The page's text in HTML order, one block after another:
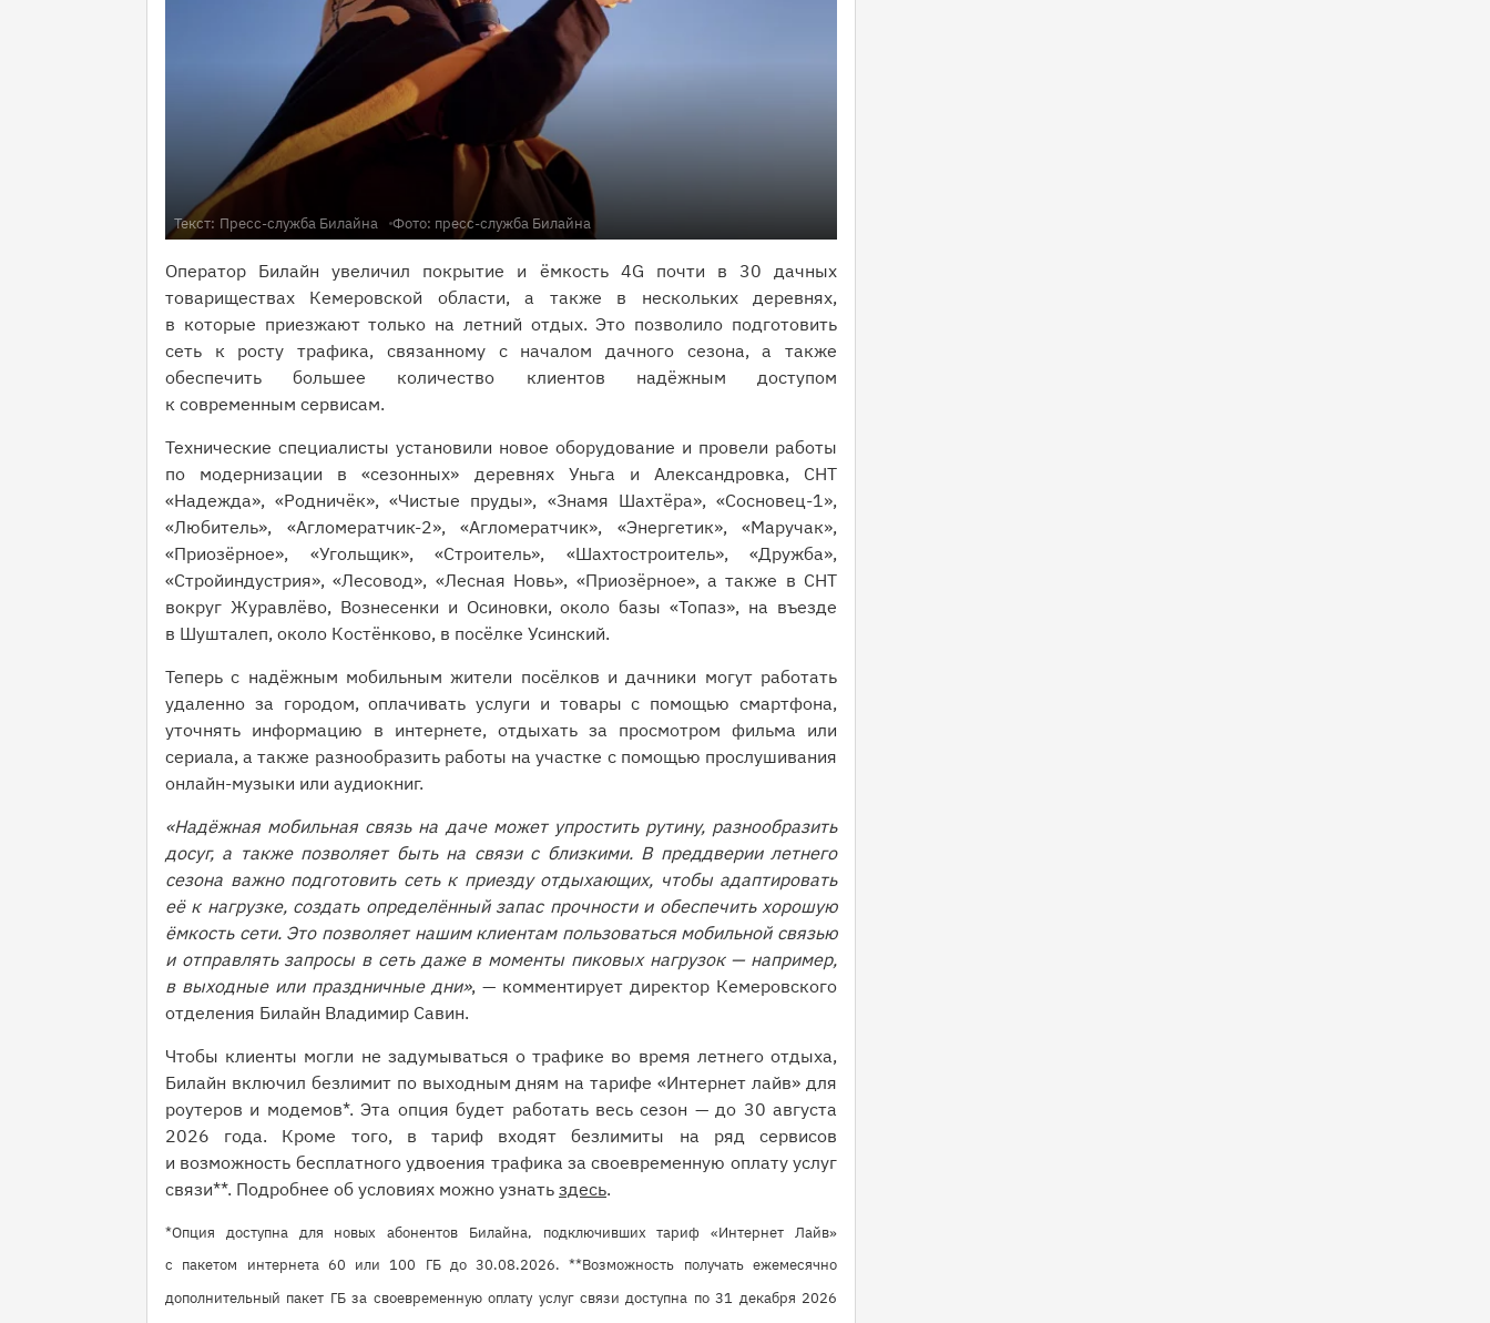
Текст: Пресс-служба Билайна Фото: пресс-служба Билайна
Оператор Билайн увеличил покрытие и ёмкость 4G почти в 30 дачных
товариществах Кемеровской области, а также в нескольких деревнях,
в которые приезжают только на летний отдых. Это позволило подготовить
сеть к росту трафика, связанному с началом дачного сезона, а также
обеспечить большее количество клиентов надёжным доступом
к современным сервисам.
Технические специалисты установили новое оборудование и провели работы
по модернизации в «сезонных» деревнях Уньга и Александровка, СНТ
«Надежда», «Родничёк», «Чистые пруды», «Знамя Шахтёра», «Сосновец-1»,
«Любитель», «Агломератчик-2», «Агломератчик», «Энергетик», «Маручак»,
«Приозёрное», «Угольщик», «Строитель», «Шахтостроитель», «Дружба»,
«Стройиндустрия», «Лесовод», «Лесная Новь», «Приозёрное», а также в СНТ
вокруг Журавлёво, Вознесенки и Осиновки, около базы «Топаз», на въезде
в Шушталеп, около Костёнково, в посёлке Усинский.
Теперь с надёжным мобильным жители посёлков и дачники могут работать
удаленно за городом, оплачивать услуги и товары с помощью смартфона,
уточнять информацию в интернете, отдыхать за просмотром фильма или
сериала, а также разнообразить работы на участке с помощью прослушивания
онлайн-музыки или аудиокниг.
«Надёжная мобильная связь на даче может упростить рутину, разнообразить
досуг, а также позволяет быть на связи с близкими. В преддверии летнего
сезона важно подготовить сеть к приезду отдыхающих, чтобы адаптировать
её к нагрузке, создать определённый запас прочности и обеспечить хорошую
ёмкость сети. Это позволяет нашим клиентам пользоваться мобильной связью
и отправлять запросы в сеть даже в моменты пиковых нагрузок — например,
в выходные или праздничные дни», — комментирует директор Кемеровского
отделения Билайн Владимир Савин.
Чтобы клиенты могли не задумываться о трафике во время летнего отдыха,
Билайн включил безлимит по выходным дням на тарифе «Интернет лайв» для
роутеров и модемов*. Эта опция будет работать весь сезон — до 30 августа
2026 года. Кроме того, в тариф входят безлимиты на ряд сервисов
и возможность бесплатного удвоения трафика за своевременную оплату услуг
связи**. Подробнее об условиях можно узнать здесь.
*Опция доступна для новых абонентов Билайна, подключивших тариф «Интернет Лайв»
с пакетом интернета 60 или 100 ГБ до 30.08.2026. **Возможность получать ежемесячно
дополнительный пакет ГБ за своевременную оплату услуг связи доступна по 31 декабря 2026